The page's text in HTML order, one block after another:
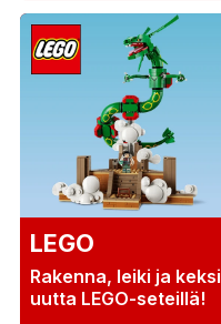
LEGO
Rakenna, leiki ja keksi
uutta LEGO-seteillä!